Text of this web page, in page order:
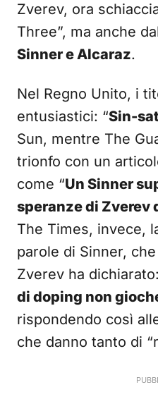
Zverev, ora
Three”, ma anche
Sinner e Alcaraz.
Nel Regno Unito, i
entusiastici: “Sin-
Sun, mentre The
trionfo con un
come “Un Sinner
speranze di Zverev
The Times, invece,
parole di Sinner,
Zverev ha
di doping non
rispondendo così
che danno tanto di